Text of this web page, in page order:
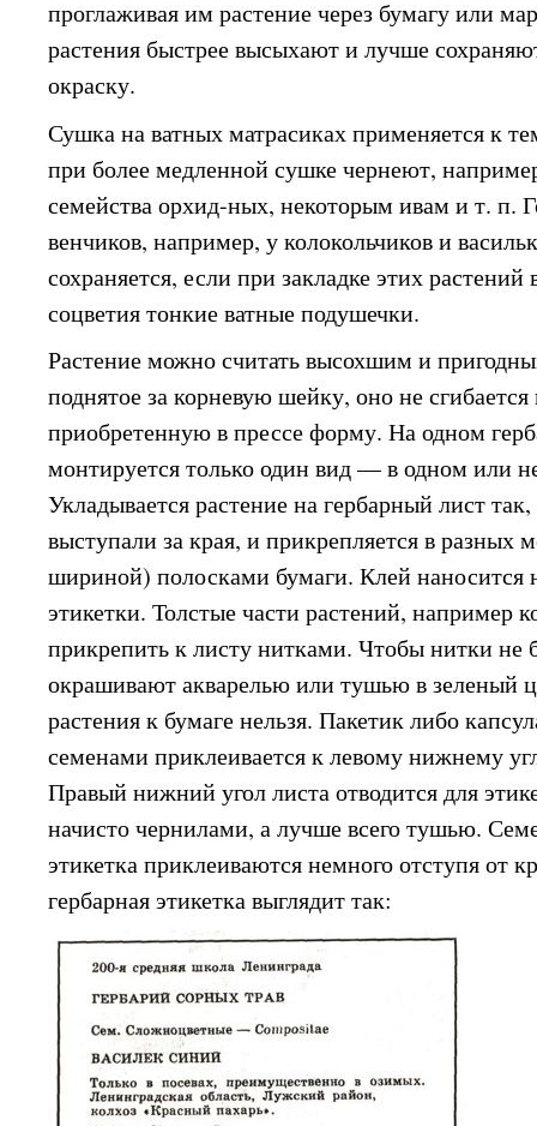
проглаживая им растение через бумагу или
растения быстрее высыхают и лучше
окраску.
Сушка на ватных матрасиках применяется к
при более медленной сушке чернеют,
семейства орхид-ных, некоторым ивам и т. п.
венчиков, например, у колокольчиков и
сохраняется, если при закладке этих
соцветия тонкие ватные подушечки.
Растение можно считать высохшим и
поднятое за корневую шейку, оно не сгибается
приобретенную в прессе форму. На одном
монтируется только один вид — в одном или
Укладывается растение на гербарный лист
выступали за края, и прикрепляется в
шириной) полосками бумаги. Клей наносится
этикетки. Толстые части растений, например
прикрепить к листу нитками. Чтобы нитки
окрашивают акварелью или тушью в зеленый
растения к бумаге нельзя. Пакетик либо
семенами приклеивается к левому нижнему
Правый нижний угол листа отводится для
начисто чернилами, а лучше всего тушью.
этикетка приклеиваются немного отступя от
гербарная этикетка выглядит так: